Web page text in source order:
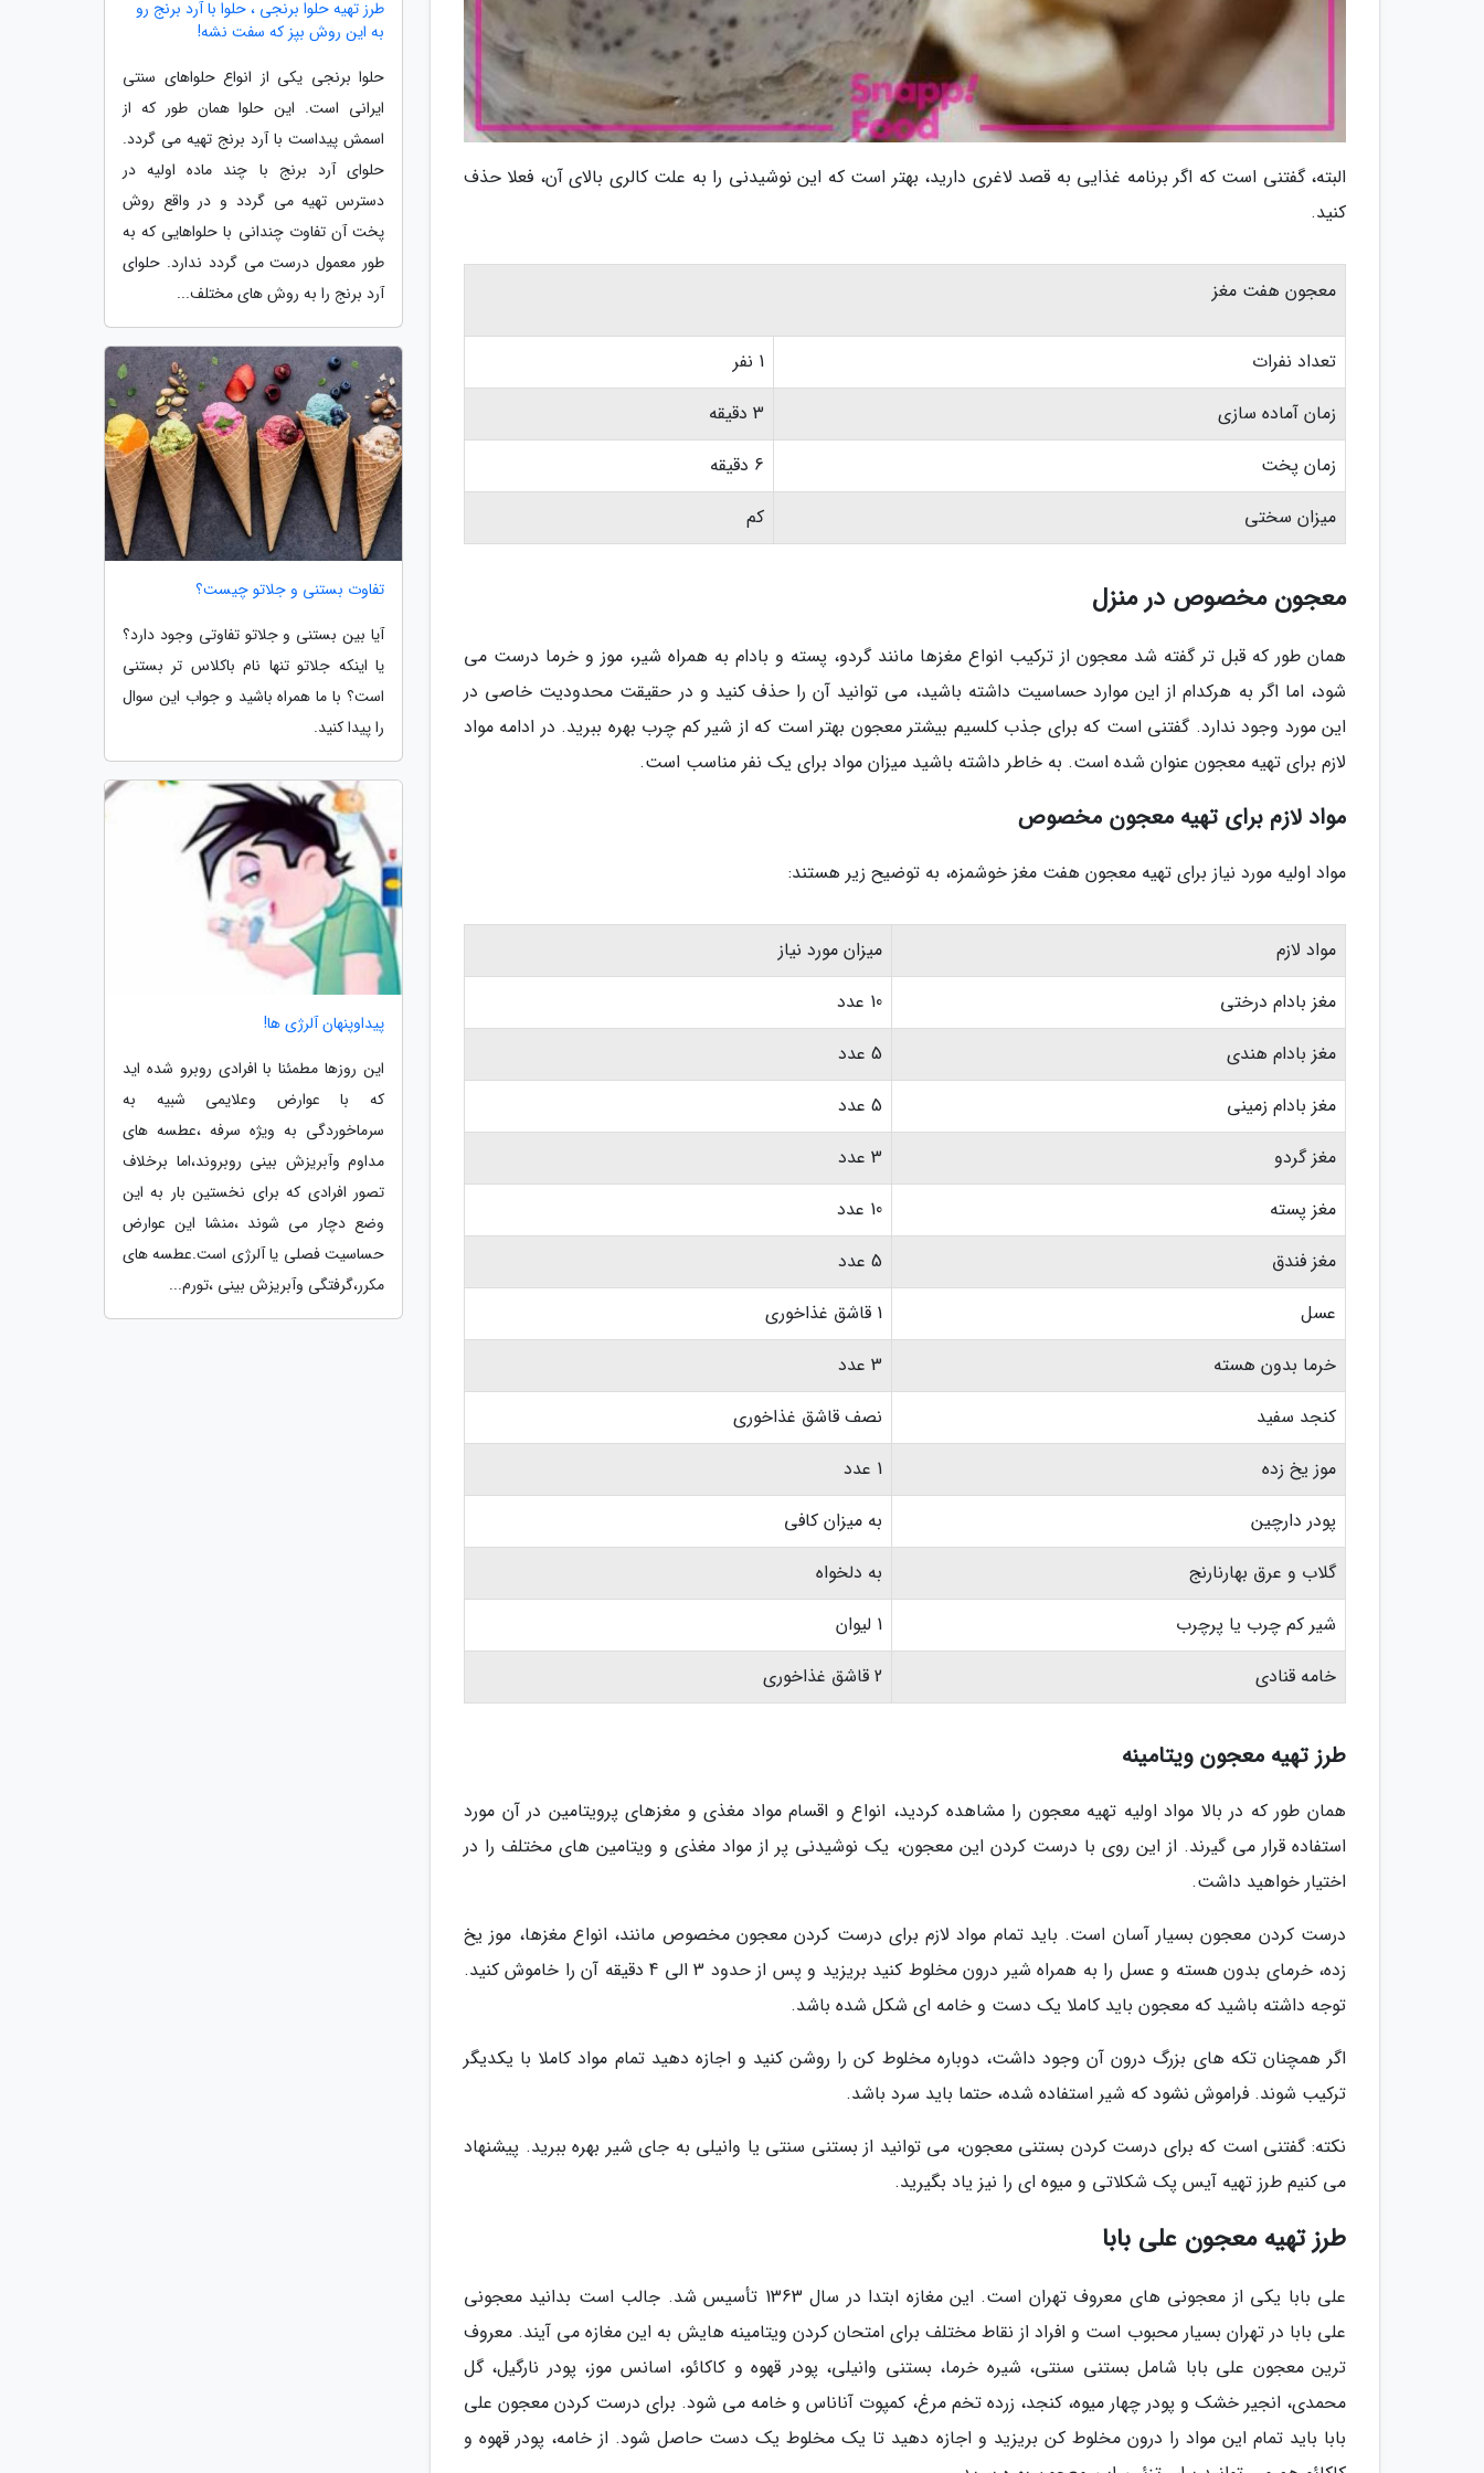
البته، گفتنی است که اگر برنامه غذایی به قصد لاغری دارید، بهتر است که این نوشیدنی را به علت کالری بالای آن، فعلا حذف
کنید.
معجون هفت مغز
تعداد نفرات
1 نفر
زمان آماده سازی
3 دقیقه
زمان پخت
6 دقیقه
میزان سختی
کم
معجون مخصوص در منزل
همان طور که قبل تر گفته شد معجون از ترکیب انواع مغزها مانند گردو، پسته و بادام به همراه شیر، موز و خرما درست می
شود، اما اگر به هرکدام از این موارد حساسیت داشته باشید، می توانید آن را حذف کنید و در حقیقت محدودیت خاصی در
این مورد وجود ندارد. گفتنی است که برای جذب کلسیم بیشتر معجون بهتر است که از شیر کم چرب بهره ببرید. در ادامه مواد
لازم برای تهیه معجون عنوان شده است. به خاطر داشته باشید میزان مواد برای یک نفر مناسب است.
مواد لازم برای تهیه معجون مخصوص
مواد اولیه مورد نیاز برای تهیه معجون هفت مغز خوشمزه، به توضیح زیر هستند:
مواد لازم
میزان مورد نیاز
مغز بادام درختی
10 عدد
مغز بادام هندی
5 عدد
مغز بادام زمینی
5 عدد
مغز گردو
3 عدد
مغز پسته
10 عدد
مغز فندق
5 عدد
عسل
1 قاشق غذاخوری
خرما بدون هسته
3 عدد
کنجد سفید
نصف قاشق غذاخوری
موز یخ زده
1 عدد
پودر دارچین
به میزان کافی
گلاب و عرق بهارنارنج
به دلخواه
شیر کم چرب یا پرچرب
1 لیوان
خامه قنادی
2 قاشق غذاخوری
طرز تهیه معجون ویتامینه
همان طور که در بالا مواد اولیه تهیه معجون را مشاهده کردید، انواع و اقسام مواد مغذی و مغزهای پرویتامین در آن مورد
استفاده قرار می گیرند. از این روی با درست کردن این معجون، یک نوشیدنی پر از مواد مغذی و ویتامین های مختلف را در
اختیار خواهید داشت.
درست کردن معجون بسیار آسان است. باید تمام مواد لازم برای درست کردن معجون مخصوص مانند، انواع مغزها، موز یخ
زده، خرمای بدون هسته و عسل را به همراه شیر درون مخلوط کنید بریزید و پس از حدود 3 الی 4 دقیقه آن را خاموش کنید.
توجه داشته باشید که معجون باید کاملا یک دست و خامه ای شکل شده باشد.
اگر همچنان تکه های بزرگ درون آن وجود داشت، دوباره مخلوط کن را روشن کنید و اجازه دهید تمام مواد کاملا با یکدیگر
ترکیب شوند. فراموش نشود که شیر استفاده شده، حتما باید سرد باشد.
نکته: گفتنی است که برای درست کردن بستنی معجون، می توانید از بستنی سنتی یا وانیلی به جای شیر بهره ببرید. پیشنهاد
می کنیم طرز تهیه آیس پک شکلاتی و میوه ای را نیز یاد بگیرید.
طرز تهیه معجون علی بابا
علی بابا یکی از معجونی های معروف تهران است. این مغازه ابتدا در سال 1363 تأسیس شد. جالب است بدانید معجونی
علی بابا در تهران بسیار محبوب است و افراد از نقاط مختلف برای امتحان کردن ویتامینه هایش به این مغازه می آیند. معروف
ترین معجون علی بابا شامل بستنی سنتی، شیره خرما، بستنی وانیلی، پودر قهوه و کاکائو، اسانس موز، پودر نارگیل، گل
محمدی، انجیر خشک و پودر چهار میوه، کنجد، زرده تخم مرغ، کمپوت آناناس و خامه می شود. برای درست کردن معجون علی
بابا باید تمام این مواد را درون مخلوط کن بریزید و اجازه دهید تا یک مخلوط یک دست حاصل شود. از خامه، پودر قهوه و
طرز تهیه حلوا برنجی ، حلوا با آرد برنج رو
به این روش بپز که سفت نشه!
حلوا برنجی یکی از انواع حلواهای سنتی
ایرانی است. این حلوا همان طور که از
اسمش پیداست با آرد برنج تهیه می گردد.
حلوای آرد برنج با چند ماده اولیه در
دسترس تهیه می گردد و در واقع روش
پخت آن تفاوت چندانی با حلواهایی که به
طور معمول درست می گردد ندارد. حلوای
آرد برنج را به روش های مختلف...
تفاوت بستنی و جلاتو چیست؟
آیا بین بستنی و جلاتو تفاوتی وجود دارد؟
یا اینکه جلاتو تنها نام باکلاس تر بستنی
است؟ با ما همراه باشید و جواب این سوال
را پیدا کنید.
پیداوپنهان آلرژی ها!
این روزها مطمئنا با افرادی روبرو شده اید
که با عوارض وعلایمی شبیه به
سرماخوردگی به ویژه سرفه ،عطسه های
مداوم وآبریزش بینی روبروند،اما برخلاف
تصور افرادی که برای نخستین بار به این
وضع دچار می شوند ،منشا این عوارض
حساسیت فصلی یا آلرژی است.عطسه های
مکرر،گرفتگی وآبریزش بینی ،تورم...